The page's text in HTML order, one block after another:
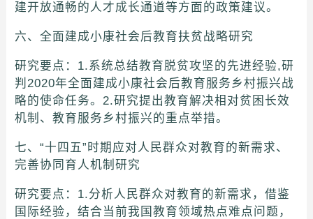
建开放通畅的人才成长通道等方面的政策建议。
六、全面建成小康社会后教育扶贫战略研究
研究要点：1.系统总结教育脱贫攻坚的先进经验,研
判2020年全面建成小康社会后教育服务乡村振兴战
略的使命任务。2.研究提出教育解决相对贫困长效
机制、教育服务乡村振兴的重点举措。
七、“十四五”时期应对人民群众对教育的新需求、
完善协同育人机制研究
研究要点：1.分析人民群众对教育的新需求，借鉴
国际经验，结合当前我国教育领域热点难点问题，